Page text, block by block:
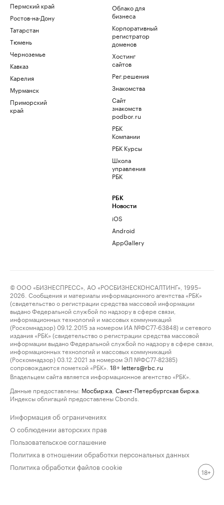
Пермский край
Ростов-на-Дону
Татарстан
Тюмень
Черноземье
Кавказ
Карелия
Мурманск
Приморский
край
Облако для
бизнеса
Корпоративный
регистратор
доменов
Хостинг
сайтов
Рег.решения
Знакомства
Сайт
знакомств
podbor.ru
РБК
Компании
РБК Курсы
Школа
управления
РБК
РБК
Новости
iOS
Android
AppGallery
© ООО «БИЗНЕСПРЕСС», АО «РОСБИЗНЕСКОНСАЛТИНГ», 1995–
2026. Сообщения и материалы информационного агентства «РБК»
(свидетельство о регистрации средства массовой информации
выдано Федеральной службой по надзору в сфере связи,
информационных технологий и массовых коммуникаций
(Роскомнадзор) 09.12.2015 за номером ИА №ФС77-63848) и сетевого
издания «РБК» (свидетельство о регистрации средства массовой
информации выдано Федеральной службой по надзору в сфере связи,
информационных технологий и массовых коммуникаций
(Роскомнадзор) 03.12.2021 за номером ЭЛ №ФС77-82385)
сопровождаются пометкой «РБК».
18+ letters@rbc.ru
Владельцем сайта является информационное агентство «РБК».
Данные предоставлены: Мосбиржа Санкт-Петербургская биржа
Индексы облигаций предоставлены Cbonds.
Информация об ограничениях
О соблюдении авторских прав
Пользовательское соглашение
Политика в отношении обработки персональных данных
Политика обработки файлов cookie
18+